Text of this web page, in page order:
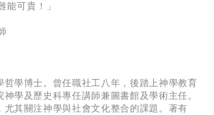
能可貴！」
哲學博士。曾任職社工八年，後踏上神學教育
學及歷史科專任講師兼圖書館及學術主任。
尤其關注神學與社會文化整合的課題。著有